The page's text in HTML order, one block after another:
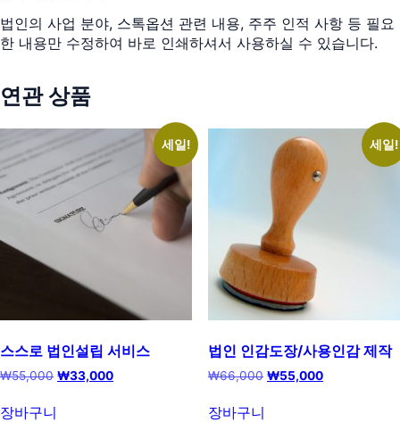
법인의 사업 분야, 스톡옵션 관련 내용, 주주 인적 사항 등 필요
한 내용만 수정하여 바로 인쇄하셔서 사용하실 수 있습니다.
연관 상품
세일!
스스로 법인설립 서비스
₩55,000 Original
₩33,000Current
장바구니
세일!
법인 인감도장/사용인감 제작
₩66,000 Original
₩55,000Current
장바구니